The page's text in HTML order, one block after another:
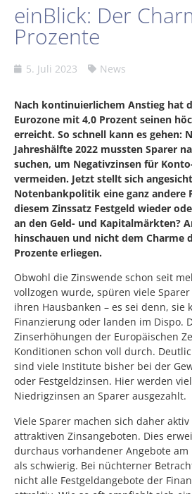
einBlick: Der
Prozente
5. Juli 2023 News
Nach kontinuierlichem Anstieg hat
Eurozone mit 4,0 Prozent seinen
erreicht. So schnell kann es gehen:
Jahreshälfte 2022 mussten Sparer
suchen, um Negativzinsen für
vermeiden. Jetzt stellt sich
Notenbankpolitik eine ganz andere
diesem Zinssatz Festgeld wieder
an den Geld- und Kapitalmärkten?
hinschauen und nicht dem Charme
Prozente erliegen.
Obwohl die Zinswende schon seit
vollzogen wurde, spüren viele
ihren Hausbanken – es sei denn, sie
Finanzierung oder landen im Dispo.
Zinserhöhungen der Europäischen
Konditionen schon voll durch.
sind viele Institute bisher bei der
oder Festgeldzinsen. Hier werden
Niedrigzinsen an Sparer ausgezahlt.
Viele Sparer machen sich daher
attraktiven Zinsangeboten. Dies
durchaus vorhandener Angebote
als schwierig. Bei nüchterner
nicht alle Festgeldangebote der